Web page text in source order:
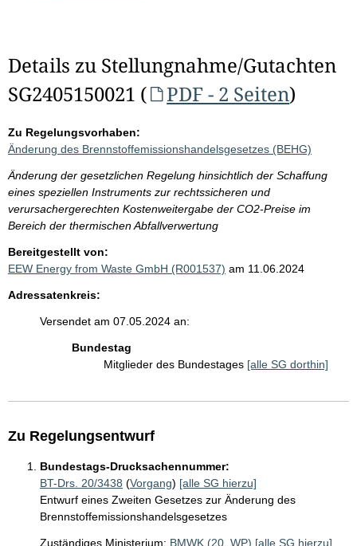
Details zu Stellungnahme/Gutachten
SG2405150021 (
PDF - 2 Seiten)
Zu Regelungsvorhaben:
Änderung des Brennstoffemissionshandelsgesetzes (BEHG)
Änderung der gesetzlichen Regelung hinsichtlich der Schaffung
eines speziellen Instruments zur rechtssicheren und
verursachergerechten Kostenweitergabe der CO2-Preise im
Bereich der thermischen Abfallverwertung
Bereitgestellt von:
EEW Energy from Waste GmbH (R001537) am 11.06.2024
Adressatenkreis:
Versendet am 07.05.2024 an:
Bundestag
Mitglieder des Bundestages [alle SG dorthin]
Zu Regelungsentwurf
Bundestags-Drucksachennummer:
BT-Drs. 20/3438 (Vorgang) [alle SG hierzu]
Entwurf eines Zweiten Gesetzes zur Änderung des
Brennstoffemissionshandelsgesetzes
Zuständiges Ministerium: BMWK (20. WP) [alle SG hierzu]